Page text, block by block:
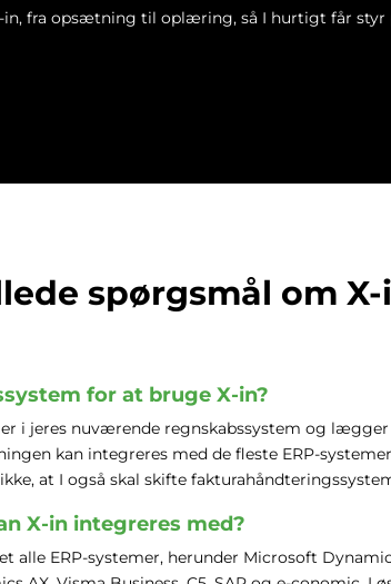
fra opsætning til oplæring, så I hurtigt får styr
spørgsmål om X-
for at bruge X-in?
i jeres nuværende regnskabssystem og
kan integreres med de fleste ERP-
at I også skal skifte
X-in integreres med?
alle ERP-systemer, herunder Microsoft